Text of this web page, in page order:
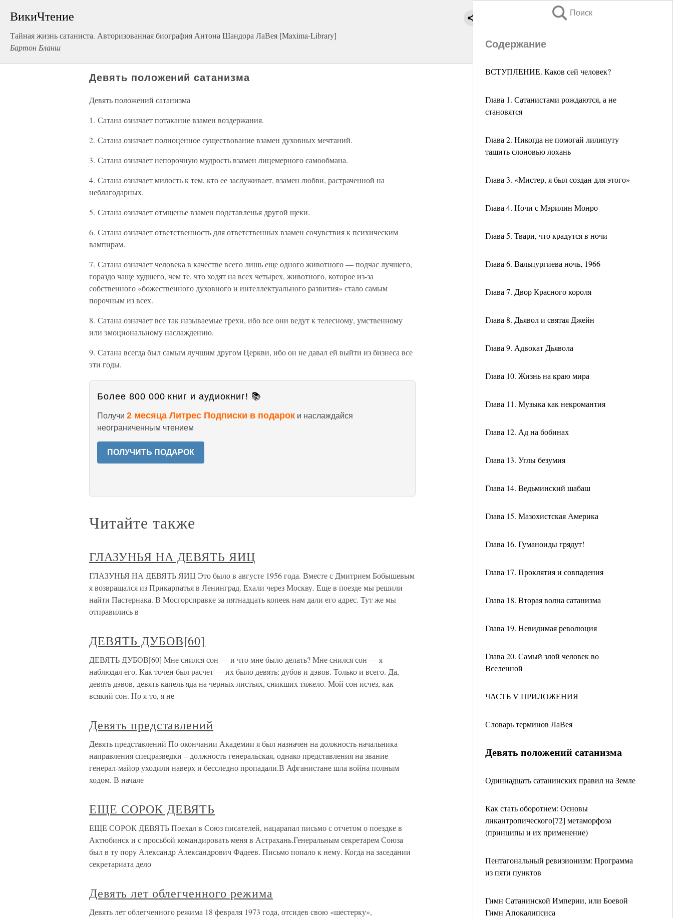
ВикиЧтение
Тайная жизнь сатаниста. Авторизованная биография Антона Шандора ЛаВея [Maxima-Library]
Бартон Бланш
Поиск
Содержание
ВСТУПЛЕНИЕ. Каков сей человек?
Глава 1. Сатанистами рождаются, а не
становятся
Глава 2. Никогда не помогай лилипуту
тащить слоновью лохань
Глава 3. «Мистер, я был создан для этого»
Глава 4. Ночи с Мэрилин Монро
Глава 5. Твари, что крадутся в ночи
Глава 6. Вальпургиева ночь, 1966
Глава 7. Двор Красного короля
Глава 8. Дьявол и святая Джейн
Глава 9. Адвокат Дьявола
Глава 10. Жизнь на краю мира
Глава 11. Музыка как некромантия
Глава 12. Ад на бобинах
Глава 13. Углы безумия
Глава 14. Ведьминский шабаш
Глава 15. Мазохистская Америка
Глава 16. Гуманоиды грядут!
Глава 17. Проклятия и совпадения
Глава 18. Вторая волна сатанизма
Глава 19. Невидимая революция
Глава 20. Самый злой человек во
Вселенной
ЧАСТЬ V ПРИЛОЖЕНИЯ
Словарь терминов ЛаВея
Девять положений сатанизма
Одиннадцать сатанинских правил на Земле
Как стать оборотнем: Основы
ликантропического[72] метаморфоза
(принципы и их применение)
Пентагональный ревизионизм: Программа
из пяти пунктов
Гимн Сатанинской Империи, или Боевой
Гимн Апокалипсиса
Девять положений сатанизма
Девять положений сатанизма
1. Сатана означает потакание взамен воздержания.
2. Сатана означает полноценное существование взамен духовных мечтаний.
3. Сатана означает непорочную мудрость взамен лицемерного самообмана.
4. Сатана означает милость к тем, кто ее заслуживает, взамен любви, растраченной на
неблагодарных.
5. Сатана означает отмщенье взамен подставленья другой щеки.
6. Сатана означает ответственность для ответственных взамен сочувствия к психическим
вампирам.
7. Сатана означает человека в качестве всего лишь еще одного животного — подчас лучшего,
гораздо чаще худшего, чем те, что ходят на всех четырех, животного, которое из-за
собственного «божественного духовного и интеллектуального развития» стало самым
порочным из всех.
8. Сатана означает все так называемые грехи, ибо все они ведут к телесному, умственному
или эмоциональному наслаждению.
9. Сатана всегда был самым лучшим другом Церкви, ибо он не давал ей выйти из бизнеса все
эти годы.
Более 800 000 книг и аудиокниг! 📚
Получи 2 месяца Литрес Подписки в подарок и наслаждайся
неограниченным чтением
ПОЛУЧИТЬ ПОДАРОК
Читайте также
ГЛАЗУНЬЯ НА ДЕВЯТЬ ЯИЦ
ГЛАЗУНЬЯ НА ДЕВЯТЬ ЯИЦ Это было в августе 1956 года. Вместе с Дмитрием Бобышевым
я возвращался из Прикарпатья в Ленинград. Ехали через Москву. Еще в поезде мы решили
найти Пастернака. В Мосгорсправке за пятнадцать копеек нам дали его адрес. Тут же мы
отправились в
ДЕВЯТЬ ДУБОВ[60]
ДЕВЯТЬ ДУБОВ[60] Мне снился сон — и что мне было делать? Мне снился сон — я
наблюдал его. Как точен был расчет — их было девять: дубов и дэвов. Только и всего. Да,
девять дэвов, девять капель яда на черных листьях, сникших тяжело. Мой сон исчез, как
всякий сон. Но я-то, я не
Девять представлений
Девять представлений По окончании Академии я был назначен на должность начальника
направления спецразведки – должность генеральская, однако представления на звание
генерал-майор уходили наверх и бесследно пропадали.В Афганистане шла война полным
ходом. В начале
ЕЩЕ СОРОК ДЕВЯТЬ
ЕЩЕ СОРОК ДЕВЯТЬ Поехал в Союз писателей, нацарапал письмо с отчетом о поездке в
Актюбинск и с просьбой командировать меня в Астрахань.Генеральным секретарем Союза
был в ту пору Александр Александрович Фадеев. Письмо попало к нему. Когда на заседании
секретариата дело
Девять лет облегченного режима
Девять лет облегченного режима 18 февраля 1973 года, отсидев свою «шестерку»,